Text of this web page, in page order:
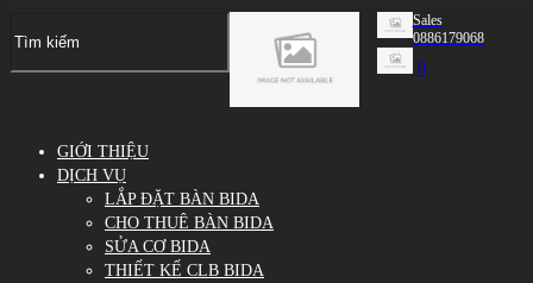
Sales
0886179068
0
GIỚI THIỆU
DỊCH VỤ
LẮP ĐẶT BÀN BIDA
CHO THUÊ BÀN BIDA
SỬA CƠ BIDA
THIẾT KẾ CLB BIDA